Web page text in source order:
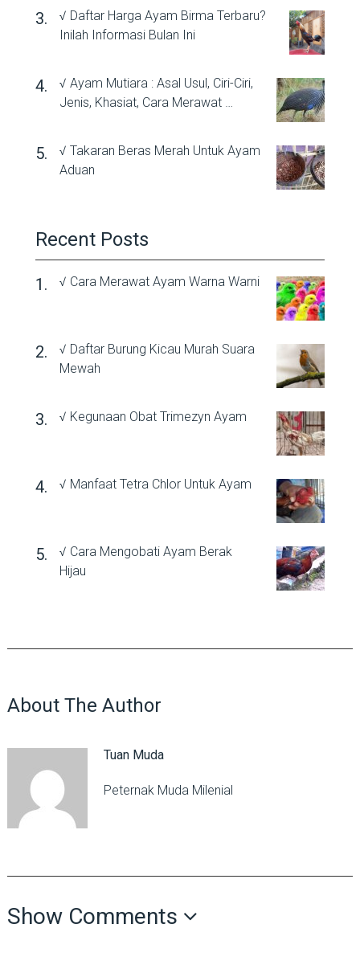
√ Daftar Harga Ayam Birma Terbaru?
Inilah Informasi Bulan Ini
√ Ayam Mutiara : Asal Usul, Ciri-Ciri,
Jenis, Khasiat, Cara Merawat …
√ Takaran Beras Merah Untuk Ayam
Aduan
Recent Posts
√ Cara Merawat Ayam Warna Warni
√ Daftar Burung Kicau Murah Suara
Mewah
√ Kegunaan Obat Trimezyn Ayam
√ Manfaat Tetra Chlor Untuk Ayam
√ Cara Mengobati Ayam Berak
Hijau
About The Author
Tuan Muda
Peternak Muda Milenial
Show Comments